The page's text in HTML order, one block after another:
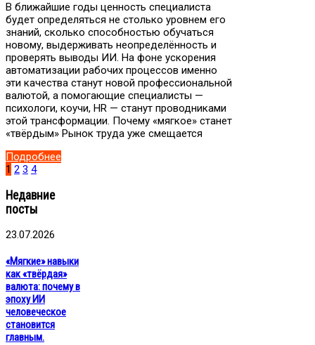
В ближайшие годы ценность специалиста
будет определяться не столько уровнем его
знаний, сколько способностью обучаться
новому, выдерживать неопределённость и
проверять выводы ИИ. На фоне ускорения
автоматизации рабочих процессов именно
эти качества станут новой профессиональной
валютой, а помогающие специалисты —
психологи, коучи, HR — станут проводниками
этой трансформации. Почему «мягкое» станет
«твёрдым» Рынок труда уже смещается
Подробнее
1 2 3 4
Недавние
посты
23.07.2026
«Мягкие» навыки
как «твёрдая»
валюта: почему в
эпоху ИИ
человеческое
становится
главным.